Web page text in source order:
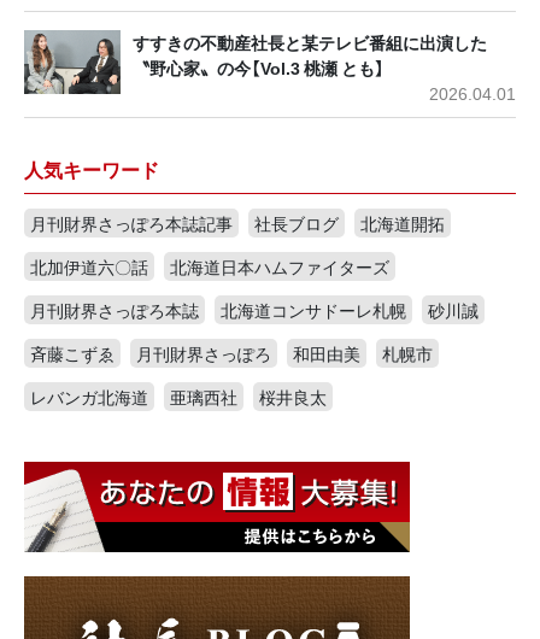
すすきの不動産社長と某テレビ番組に出演した
〝野心家〟の今【Vol.3 桃瀬 とも】
2026.04.01
人気キーワード
月刊財界さっぽろ本誌記事 社長ブログ
北海道開拓
北加伊道六〇話
北海道日本ハムファイターズ
月刊財界さっぽろ本誌
北海道コンサドーレ札幌
砂川誠
斉藤こずゑ
月刊財界さっぽろ 和田由美
札幌市
レバンガ北海道
亜璃西社 桜井良太